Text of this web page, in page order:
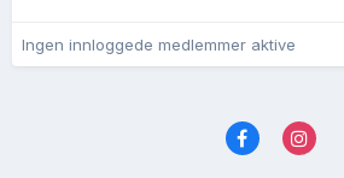
Ingen innloggede medlemmer aktive